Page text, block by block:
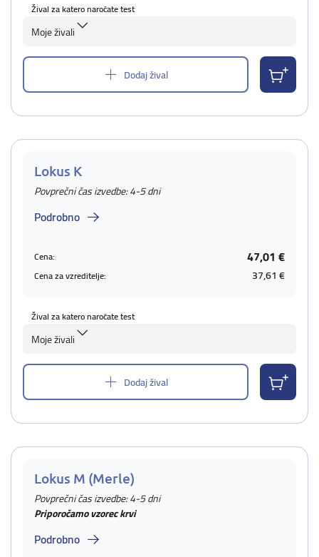
Žival za katero naročate test
Moje živali
Dodaj žival
Lokus K
Povprečni čas izvedbe: 4-5 dni
Podrobno
Cena: 47,01 €
Cena za vzreditelje: 37,61 €
Žival za katero naročate test
Moje živali
Dodaj žival
Lokus M (Merle)
Povprečni čas izvedbe: 4-5 dni
Priporočamo vzorec krvi
Podrobno